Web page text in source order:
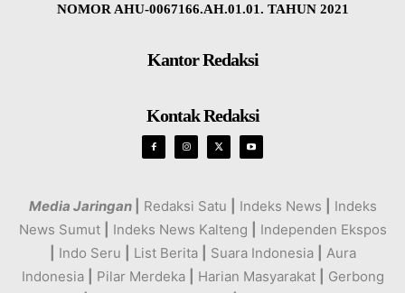
NOMOR AHU-0067166.AH.01.01. TAHUN 2021
Kantor Redaksi
Kontak Redaksi
Media Jaringan Redaksi Satu Indeks News
Indeks
News Sumut
Indeks News Kalteng
Independen Ekspos
Indo Seru List Berita Suara Indonesia
Aura
Indonesia
Pilar Merdeka Harian Masyarakat
Gerbong